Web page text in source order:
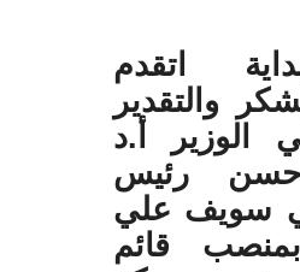
اتقدم
والتقدير
الوزير أ.د
رئيس
سويف علي
قائم